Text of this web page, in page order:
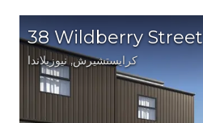
38 Wildberry Street
كرايستشيرش, نيوزيلاندا